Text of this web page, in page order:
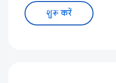
शुरू करें